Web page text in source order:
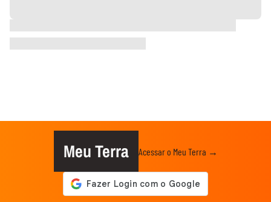
Meu Terra Acessar o Meu Terra →